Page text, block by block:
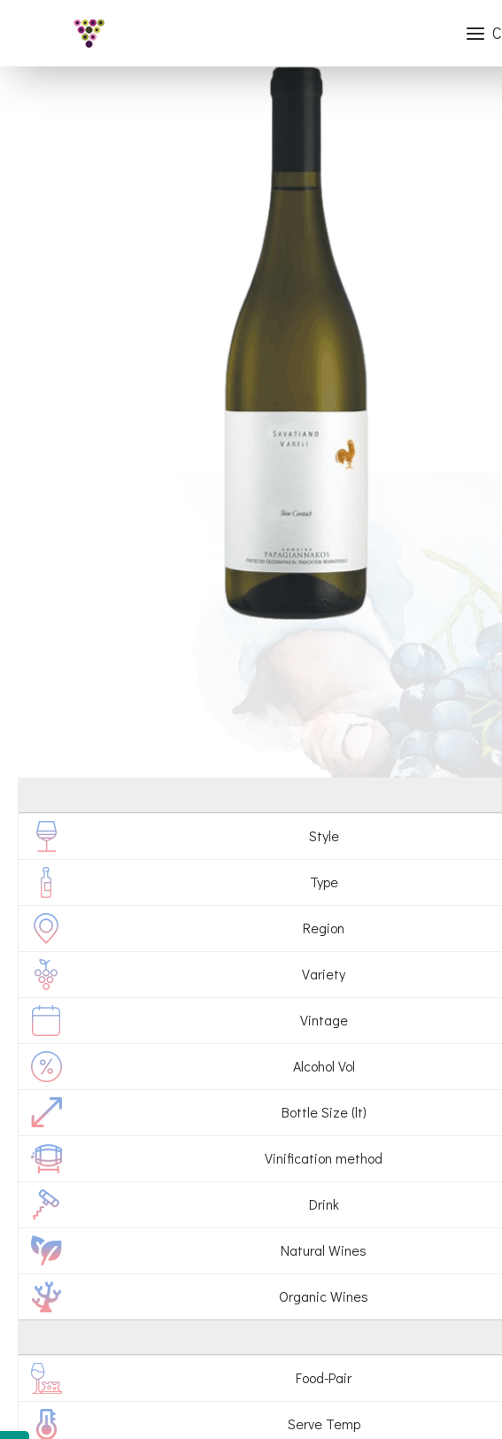
Domaine
Style
Type
Region
Variety
Vintage
Alcohol Vol
Bottle Size (lt)
Vinification method
Drink
Natural Wines
Organic Wines
Food-Pair
Serve Temp